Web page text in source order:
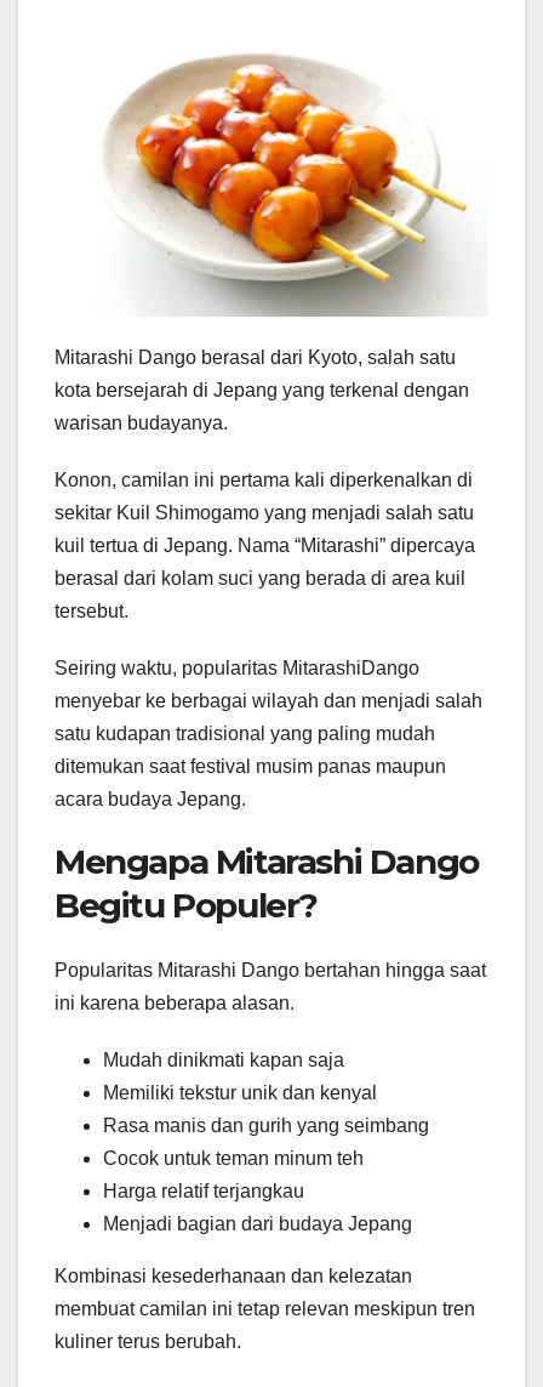
Mitarashi Dango berasal dari Kyoto, salah satu
kota bersejarah di Jepang yang terkenal dengan
warisan budayanya.
Konon, camilan ini pertama kali diperkenalkan di
sekitar Kuil Shimogamo yang menjadi salah satu
kuil tertua di Jepang. Nama “Mitarashi” dipercaya
berasal dari kolam suci yang berada di area kuil
tersebut.
Seiring waktu, popularitas MitarashiDango
menyebar ke berbagai wilayah dan menjadi salah
satu kudapan tradisional yang paling mudah
ditemukan saat festival musim panas maupun
acara budaya Jepang.
Mengapa Mitarashi Dango
Begitu Populer?
Popularitas Mitarashi Dango bertahan hingga saat
ini karena beberapa alasan.
Mudah dinikmati kapan saja
Memiliki tekstur unik dan kenyal
Rasa manis dan gurih yang seimbang
Cocok untuk teman minum teh
Harga relatif terjangkau
Menjadi bagian dari budaya Jepang
Kombinasi kesederhanaan dan kelezatan
membuat camilan ini tetap relevan meskipun tren
kuliner terus berubah.